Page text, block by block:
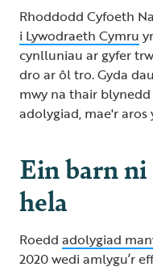
Rhoddodd Cyfoeth
i Lywodraeth Cymru
cynlluniau ar gyfer
dro ar ôl tro. Gyda
mwy na thair
adolygiad, mae'r aros
Ein barn
hela
Roedd adolygiad
2020 wedi amlygu’r